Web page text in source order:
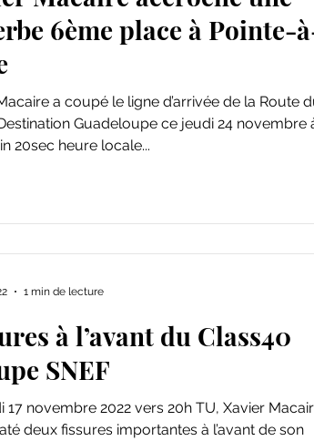
6ème place à Pointe-
ce jeudi 24 novembre à
20sec heure locale...
à l’avant du Class40
SNEF
à l’avant de son
1 min de lecture